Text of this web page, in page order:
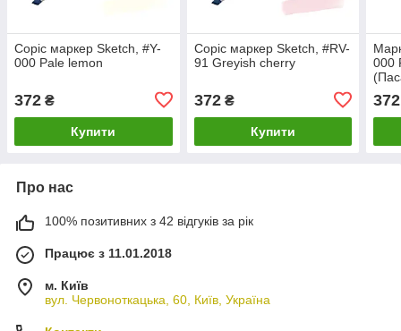
Copic маркер Sketch, #Y-
000 Pale lemon
372 ₴
Купити
Copic маркер Sketch, #RV-
91 Greyish cherry
372₴
Купити
000
372
Про нас
100% позитивних з 42 відгуків за рік
Працює з 11.01.2018
м. Київ
вул. Червоноткацька, 60, Київ, Україна